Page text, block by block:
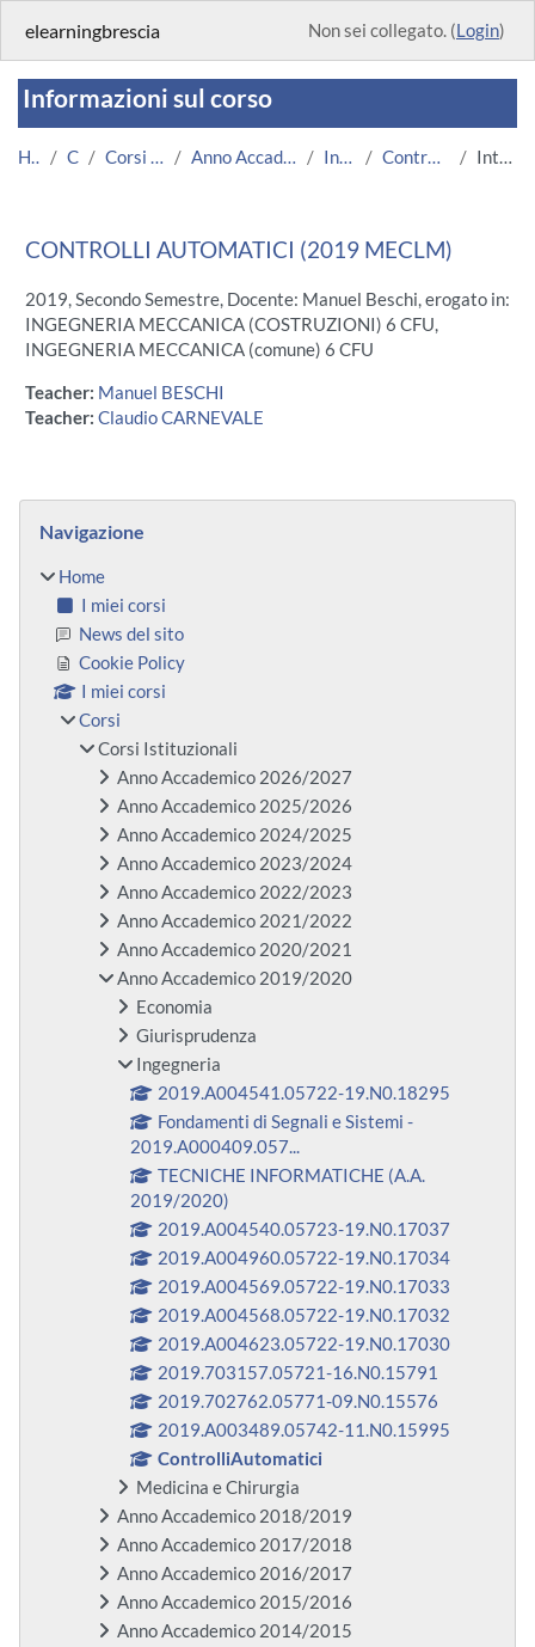
elearningbrescia Non sei collegato. (Login)
Informazioni sul corso
Home Corsi Corsi Istituzionali Anno Accademico 2019/2020 Ingegneria ControlliAutomatici Introduzione
CONTROLLI AUTOMATICI (2019 MECLM)
2019, Secondo Semestre, Docente: Manuel Beschi, erogato in:
INGEGNERIA MECCANICA (COSTRUZIONI) 6 CFU,
INGEGNERIA MECCANICA (comune) 6 CFU
Teacher: Manuel BESCHI
Teacher: Claudio CARNEVALE
Blocchi
Navigazione
Home
I miei corsi
News del sito
Cookie Policy
I miei corsi
Corsi
Corsi Istituzionali
Anno Accademico 2026/2027
Anno Accademico 2025/2026
Anno Accademico 2024/2025
Anno Accademico 2023/2024
Anno Accademico 2022/2023
Anno Accademico 2021/2022
Anno Accademico 2020/2021
Anno Accademico 2019/2020
Economia
Giurisprudenza
Ingegneria
2019.A004541.05722-19.N0.18295
Fondamenti di Segnali e Sistemi -
2019.A000409.057...
TECNICHE INFORMATICHE (A.A.
2019/2020)
2019.A004540.05723-19.N0.17037
2019.A004960.05722-19.N0.17034
2019.A004569.05722-19.N0.17033
2019.A004568.05722-19.N0.17032
2019.A004623.05722-19.N0.17030
2019.703157.05721-16.N0.15791
2019.702762.05771-09.N0.15576
2019.A003489.05742-11.N0.15995
ControlliAutomatici
Medicina e Chirurgia
Anno Accademico 2018/2019
Anno Accademico 2017/2018
Anno Accademico 2016/2017
Anno Accademico 2015/2016
Anno Accademico 2014/2015